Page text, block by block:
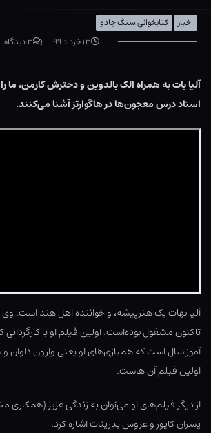
اخبار
کتابخوانی سنگ جادو
۱۳ خرداد ۹۹
۳ دیدگاه
آلیا بات به همراه الک بالدوین و دخترش کارمن، ما
استاد درس معجون‌ها در هاگوارتز آشنا می‌کنند.
تاکنون مشغول بوده‌است. اولین فیلم او با
آموز سال است که همبازی‌های او یعنی وارون داوان و
اولین فیلم آن هاست.
از دیگر فیلم‌های او می‌توان به زندگی عزیز
پسران کاپور و عروس بدرینات اشاره کرد.